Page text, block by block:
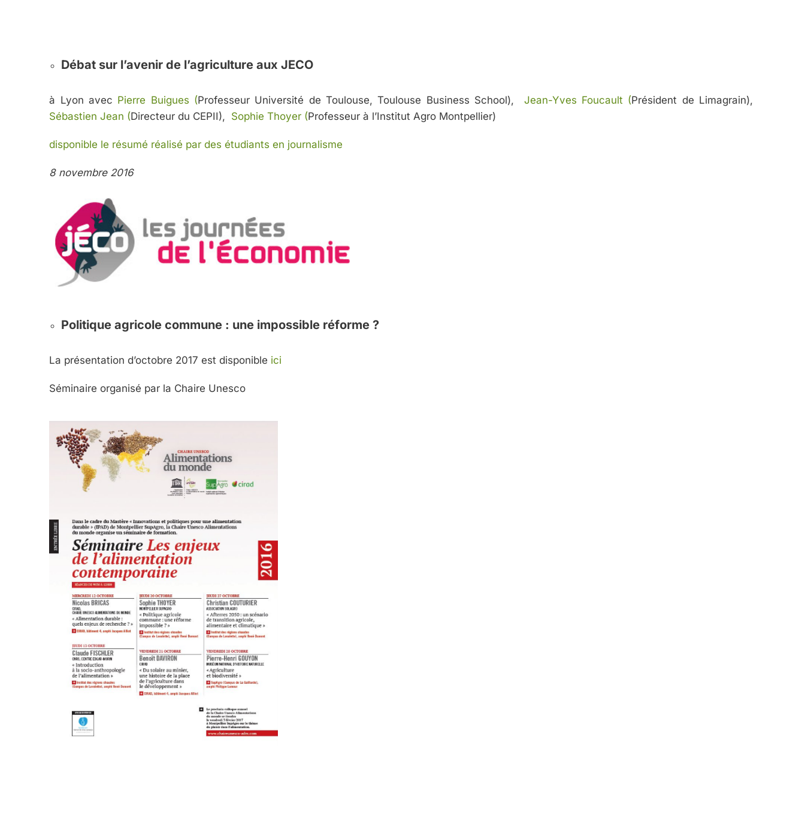
Débat sur l’avenir de l’agriculture aux JECO
à Lyon avec Pierre Buigues (Professeur Université de Toulouse, Toulouse Business School), Jean-Yves Foucault (Président de Limagrain),
Sébastien Jean (Directeur du CEPII), Sophie Thoyer (Professeur à l’Institut Agro Montpellier)
disponible le résumé réalisé par des étudiants en journalisme
8 novembre 2016
Politique agricole commune : une impossible réforme ?
La présentation d’octobre 2017 est disponible ici
Séminaire organisé par la Chaire Unesco